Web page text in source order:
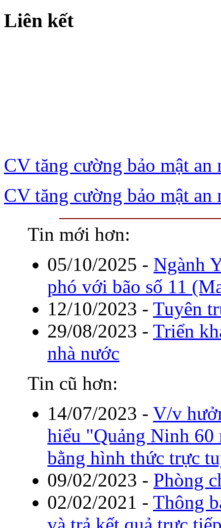
Liên kết
CV tăng cường bảo mật an
CV tăng cường bảo mật an
Tin mới hơn:
05/10/2025 - Ngành
phó với bão số 11
12/10/2023 -Tuyên
29/08/2023 -Triển
nhà nước
Tin cũ hơn:
14/07/2023 -V/v
hiểu "Quảng Ninh 60
bằng hình thức trực
09/02/2023 - Phòng
02/02/2021 -Thông